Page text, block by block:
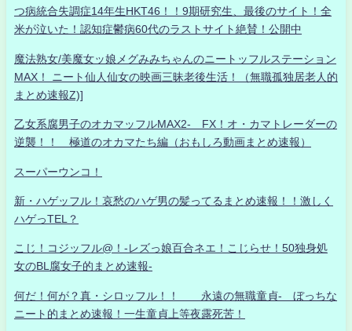
つ病統合失調症14年生HKT46！！9期研究生、最後のサイト！全
米が泣いた！認知症鬱病60代のラストサイト絶賛！公開中
魔法熟女/美魔女ッ娘メグみみちゃんのニートッフルステーション
MAX！ ニート仙人仙女の映画三昧老後生活！（無職孤独居老人的
まとめ速報Z)]
乙女系腐男子のオカマッフルMAX2- FX！オ・カマトレーダーの
逆襲！！ 極道のオカマたち編（おもしろ動画まとめ速報）
スーパーウンコ！
新・ハゲッフル！哀愁のハゲ男の髪ってるまとめ速報！！激しく
ハゲっTEL？
こじ！コジッフル@！-レズっ娘百合ネエ！こじらせ！50独身処
女のBL腐女子的まとめ速報-
何だ！何が？真・シロッフル！！ 永遠の無職童貞- ぼっちな
ニート的まとめ速報！一生童貞上等夜露死苦！